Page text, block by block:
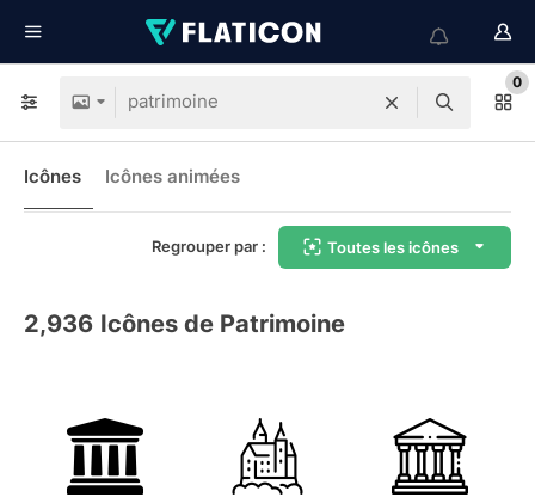
0
Icônes Icônes animées
Regrouper par : Toutes les icônes
2,936 Icônes de Patrimoine